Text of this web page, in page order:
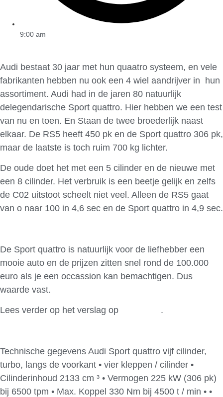
9:00 am
Audi bestaat 30 jaar met hun quaatro systeem, en vele
fabrikanten hebben nu ook een 4 wiel aandrijver in hun
assortiment. Audi had in de jaren 80 natuurlijk
delegendarische Sport quattro. Hier hebben we een test
van nu en toen. En Staan de twee broederlijk naast
elkaar. De RS5 heeft 450 pk en de Sport quattro 306 pk,
maar de laatste is toch ruim 700 kg lichter.
De oude doet het met een 5 cilinder en de nieuwe met
een 8 cilinder. Het verbruik is een beetje gelijk en zelfs
de C02 uitstoot scheelt niet veel. Alleen de RS5 gaat
van o naar 100 in 4,6 sec en de Sport quattro in 4,9 sec.
De Sport quattro is natuurlijk voor de liefhebber een
mooie auto en de prijzen zitten snel rond de 100.000
euro als je een occassion kan bemachtigen. Dus
waarde vast.
Lees verder op het verslag op .
Technische gegevens Audi Sport quattro vijf cilinder,
turbo, langs de voorkant • vier kleppen / cilinder •
Cilinderinhoud 2133 cm ³ • Vermogen 225 kW (306 pk)
bij 6500 tpm • Max. Koppel 330 Nm bij 4500 t / min • •